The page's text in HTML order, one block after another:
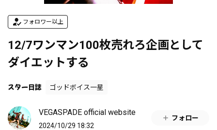
フォロワー以上
12/7ワンマン100枚売れろ企画として
ダイエットする
スター日誌 ゴッドボイス一星
VEGASPADE official website
2024/10/29 18:32
フォロー